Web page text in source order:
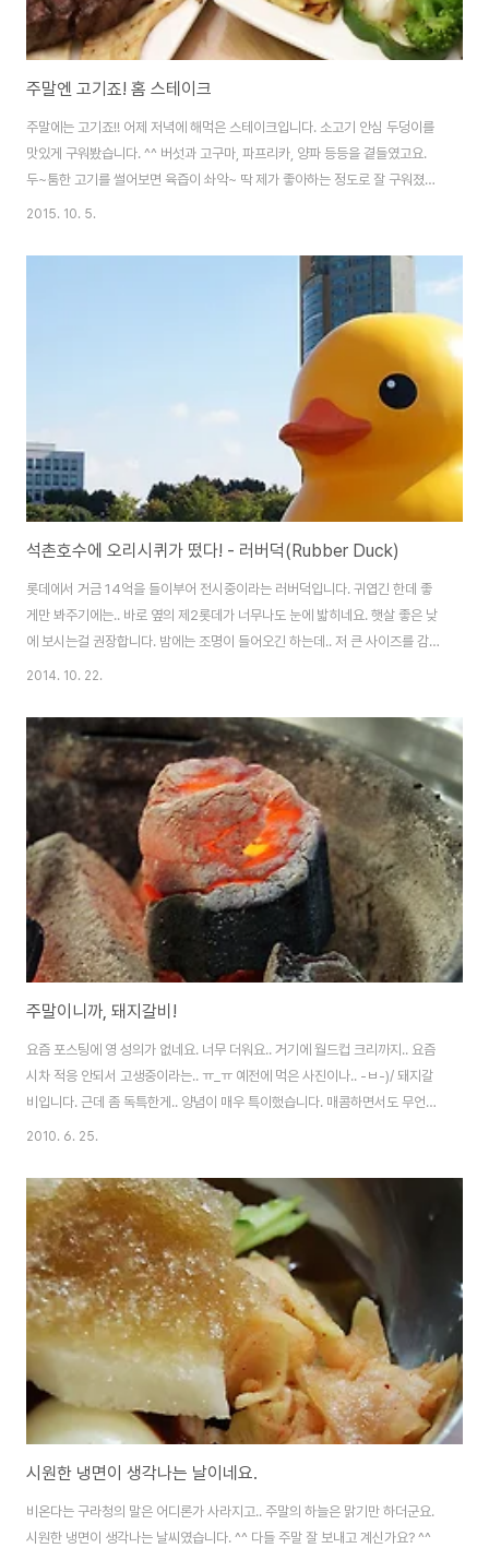
주말엔 고기죠! 홈 스테이크
주말에는 고기죠!! 어제 저녁에 해먹은 스테이크입니다. 소고기 안심 두덩이를
맛있게 구워봤습니다. ^^ 버섯과 고구마, 파프리카, 양파 등등을 곁들였고요.
두~툼한 고기를 썰어보면 육즙이 솨악~ 딱 제가 좋아하는 정도로 잘 구워졌네
요. 처음에는 보통 많이 익히곤 했는데.. 이것도 몇번 하다보니 속 확인 안해도
나옵니다. 솔직히 어지간한 패밀리 레스토랑에서 나오는 스테이크는 실망스러
울 경우도 많구요. 이젠 슬슬 집에서 먹는게 좋더라구요. ^^
2015. 10. 5.
석촌호수에 오리시퀴가 떴다! - 러버덕(Rubber Duck)
롯데에서 거금 14억을 들이부어 전시중이라는 러버덕입니다. 귀엽긴 한데 좋
게만 봐주기에는.. 바로 옆의 제2롯데가 너무나도 눈에 밟히네요. 햇살 좋은 낮
에 보시는걸 권장합니다. 밤에는 조명이 들어오긴 하는데.. 저 큰 사이즈를 감당
할 정도가 안되서.. 좀 별로더라구요. 석촌호수 중앙을 떡~하니 지키고 있는 오
는 대형 바지선이 받치고 있고, 바닥에는 무게추를 달아 고정시키고 있죠. 그래
서 바람 많은 석촌호수에서도 살살 흔들리기만 할 뿐 자리 변화는 없는 것을 알
수 있습니다. 실제 오리가 1톤 가량 된다니.. 그 크기며 들어가는 비용에 구조는
더욱 거대하죠. 저눔의 흉물 같은 롯데 건물만큼은 참 받아들이기 어렵습니다.
서울 시내..
2014. 10. 22.
주말이니까, 돼지갈비!
요즘 포스팅에 영 성의가 없네요. 너무 더워요.. 거기에 월드컵 크리까지.. 요즘
시차 적응 안되서 고생중이라는.. ㅠ_ㅠ 예전에 먹은 사진이나.. -ㅂ-)/ 돼지갈
비입니다. 근데 좀 독특한게.. 양념이 매우 특이했습니다. 매콤하면서도 무언가
알 수 없는 특이한 맛? 말로 설명하기 힘든데.. 맛은 괜찮았습니다. 마침 배가
데.. 하.. 저 인정 없는 두께하곤.. ㅡ_ㅜ 대패삼겹도 아니고 이건 뭐.. ;; 자고로
삼겹은 두툼해야 하거늘!! 니네 쫌 에러인듯. * 또 다시 주말의 시작입니다. 이
번 주말은 16강전으로 시끌시끌하겠네요. 비 온다니 다들 유의하시고.. 대한민
국 화이팅입니다!! ^^
2010. 6. 25.
시원한 냉면이 생각나는 날이네요.
비온다는 구라청의 말은 어디론가 사라지고.. 주말의 하늘은 맑기만 하더군요.
시원한 냉면이 생각나는 날씨였습니다. ^^ 다들 주말 잘 보내고 계신가요? ^^